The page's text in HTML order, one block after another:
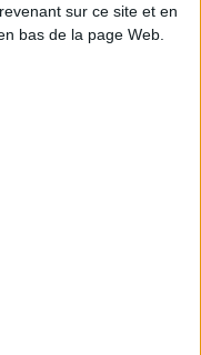
sur ce site et en
bas de la page Web.